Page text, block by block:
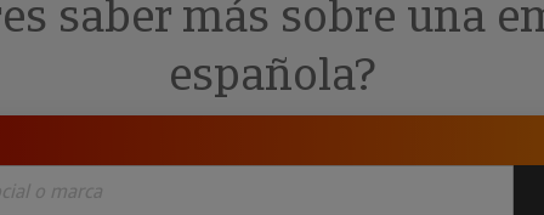
y ERP
· Recuperación de
Investigada
saber más sobre una
española?